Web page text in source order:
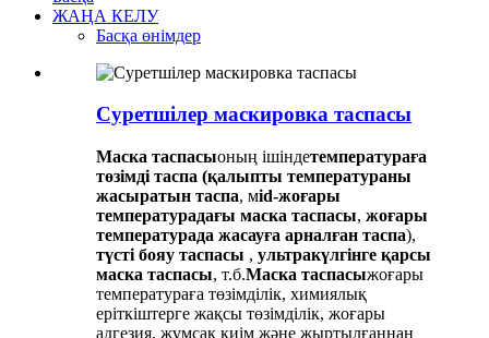
ЖАҢА КЕЛУ
Басқа өнімдер
Суретшілер маскировка таспасы
Маска таспасыоның ішіндетемператураға
төзімді таспа (қалыпты температураны
жасыратын таспа, мid-жоғары
температурадағы маска таспасы, жоғары
температурада жасауға арналған таспа),
түсті бояу таспасы , ультракүлгінге қарсы
маска таспасы, т.б.Маска таспасыжоғары
температураға төзімділік, химиялық
еріткіштерге жақсы төзімділік, жоғары
адгезия, жұмсақ киім және жыртылғаннан